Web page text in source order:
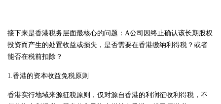
接下来是香港税务层面最核心的问题：A公司因终止确认该长期股权
投资而产生的处置收益或损失，是否需要在香港缴纳利得税？或者
能否在税前扣除？
1.香港的资本收益免税原则
香港实行地域来源征税原则，仅对源自香港的利润征收利得税，不